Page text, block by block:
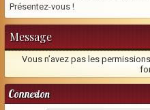
Présentez-vous !
Message
Vous n’avez pas les
Connexion